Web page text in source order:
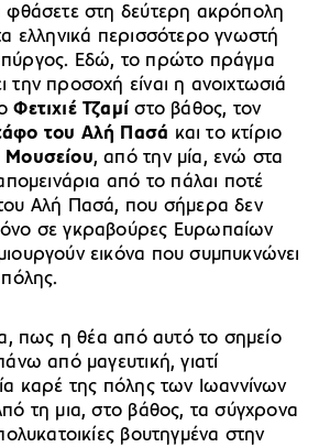
φθάσετε στη δεύτερη ακρόπολη
ελληνικά περισσότερο γνωστή
Εδώ, το πρώτο πράγμα
την προσοχή είναι η ανοιχτωσιά
Φετιχιέ Τζαμίστο βάθος, τον
του Αλή Πασά και το κτίριο
Μουσείου, από την μία, ενώ στα
από το πάλαι ποτέ
Αλή Πασά, που σήμερα δεν
σε γκραβούρες Ευρωπαίων
εικόνα που συμπυκνώνει
πως η θέα από αυτό το σημείο
από μαγευτική, γιατί
καρέ της πόλης των Ιωαννίνων
τη μια, στο βάθος, τα σύγχρονα
βουτηγμένα στην